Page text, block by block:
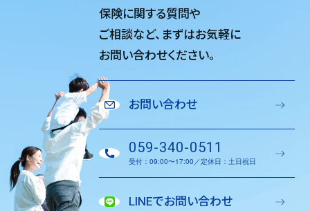
保険に関する質問や
ご相談など、 まずはお気軽に
お問い合わせください。
お問い合わせ
059-340-0511
受付：09:00〜17:00／定休日：土日祝日
LINEでお問い合わせ